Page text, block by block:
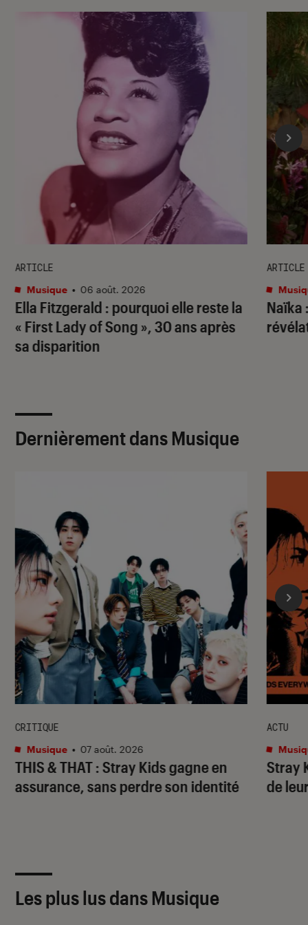
Ella Fitzgerald : pourquoi elle reste la
« First Lady of Song », 30 ans après
sa disparition
ARTICLE
Musique • 06 août. 2026
Naïka
ARTICLE
Dernièrement dans Musique
THIS & THAT: Stray Kids gagne en
assurance, sans perdre son identité
CRITIQUE
Musique • 07 août. 2026
Stray
de
ACTU
Les plus lus dans Musique